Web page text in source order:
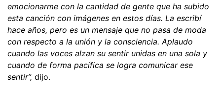
emocionarme con la cantidad de gente que ha subido
esta canción con imágenes en estos días. La escribí
hace años, pero es un mensaje que no pasa de moda
con respecto a la unión y la consciencia. Aplaudo
cuando las voces alzan su sentir unidas en una sola y
cuando de forma pacífica se logra comunicar ese
sentir”, dijo.